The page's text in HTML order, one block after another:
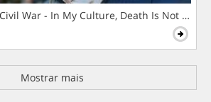
War - In My Culture, Death Is Not The
Mostrar mais